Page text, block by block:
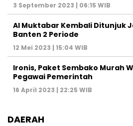
3 September 2023 | 06:15 WIB
Al Muktabar Kembali Ditunjuk
Banten 2 Periode
12 Mei 2023 | 15:04 WIB
Ironis, Paket Sembako Murah
Pegawai Pemerintah
16 April 2023 | 22:25 WIB
DAERAH